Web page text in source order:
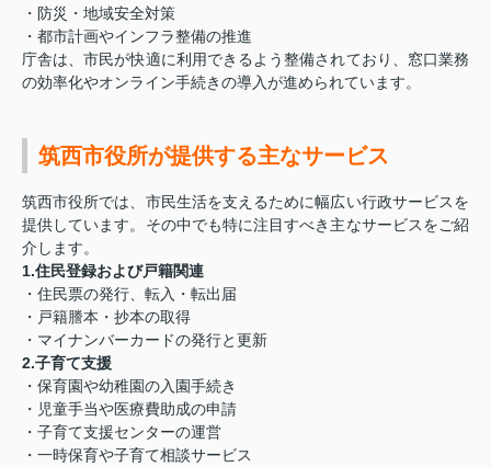
・防災・地域安全対策
・都市計画やインフラ整備の推進
庁舎は、市民が快適に利用できるよう整備されており、窓口業務
の効率化やオンライン手続きの導入が進められています。
筑西市役所が提供する主なサービス
筑西市役所では、市民生活を支えるために幅広い行政サービスを
提供しています。その中でも特に注目すべき主なサービスをご紹
介します。
1.住民登録および戸籍関連
・住民票の発行、転入・転出届
・戸籍謄本・抄本の取得
・マイナンバーカードの発行と更新
2.子育て支援
・保育園や幼稚園の入園手続き
・児童手当や医療費助成の申請
・子育て支援センターの運営
・一時保育や子育て相談サービス